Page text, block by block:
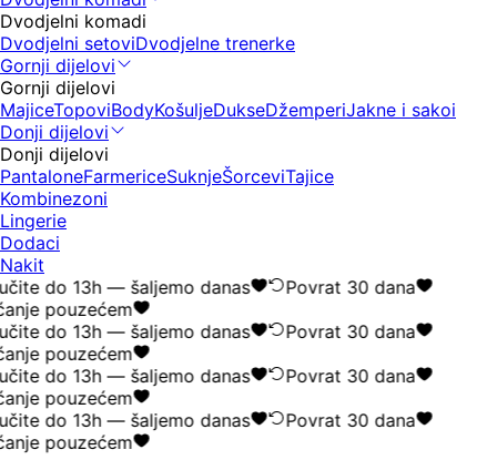
Dvodjelni komadi
Dvodjelni setoviDvodjelne trenerke
Gornji dijelovi
Gornji dijelovi
MajiceTopoviBodyKošuljeDukseDžemperiJakne i sakoi
Donji dijelovi
Donji dijelovi
PantaloneFarmericeSuknjeŠorceviTajice
Kombinezoni
Lingerie
Dodaci
Nakit
do 13h — šaljemo danas
Povrat 30 dana
pouzećem
do 13h — šaljemo danas
Povrat 30 dana
pouzećem
do 13h — šaljemo danas
Povrat 30 dana
pouzećem
do 13h — šaljemo danas
Povrat 30 dana
pouzećem